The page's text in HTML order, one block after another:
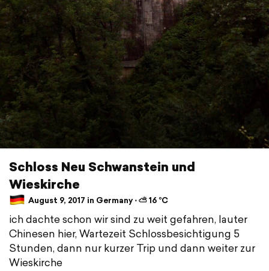
Schloss Neu Schwanstein und
Wieskirche
August 9, 2017 in Germany ⋅ ⛅ 16 °C
ich dachte schon wir sind zu weit gefahren, lauter
Chinesen hier, Wartezeit Schlossbesichtigung 5
Stunden, dann nur kurzer Trip und dann weiter zur
Wieskirche